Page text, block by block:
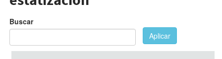
Buscar
Aplicar